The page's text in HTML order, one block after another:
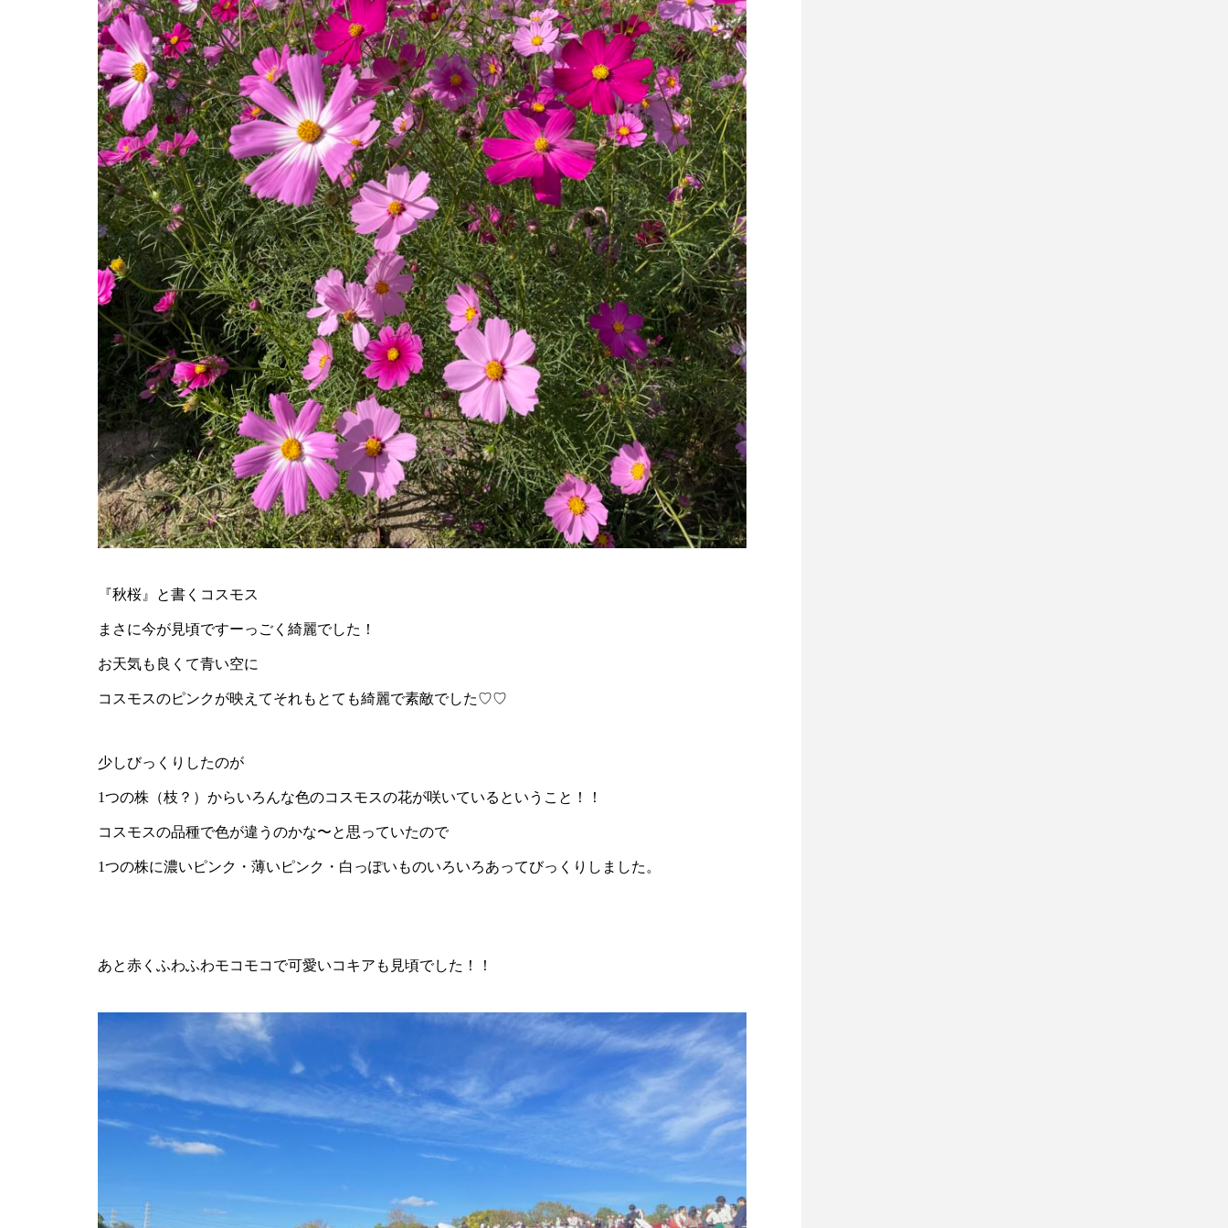
『秋桜』と書くコスモス
まさに今が見頃ですーっごく綺麗でした！
お天気も良くて青い空に
コスモスのピンクが映えてそれもとても綺麗で素敵でした♡♡
少しびっくりしたのが
1つの株（枝？）からいろんな色のコスモスの花が咲いているということ！！
コスモスの品種で色が違うのかな〜と思っていたので
1つの株に濃いピンク・薄いピンク・白っぽいものいろいろあってびっくりしました。
あと赤くふわふわモコモコで可愛いコキアも見頃でした！！